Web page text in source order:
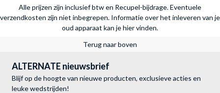
Alle prijzen zijn inclusief btw en Recupel-bijdrage. Eventuele
verzendkosten zijn niet inbegrepen. Informatie over het inleveren van je
oud apparaat kan je hier vinden.
Terug naar boven
ALTERNATE nieuwsbrief
Blijf op de hoogte van nieuwe producten, exclusieve acties en
leuke wedstrijden!